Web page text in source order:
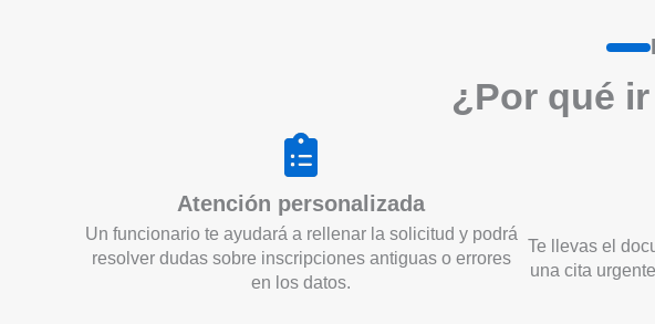
¿Por qué
Atención personalizada
Un funcionario te ayudará a rellenar la solicitud y podrá
resolver dudas sobre inscripciones antiguas o errores
en los datos.
Te llevas el
una cita